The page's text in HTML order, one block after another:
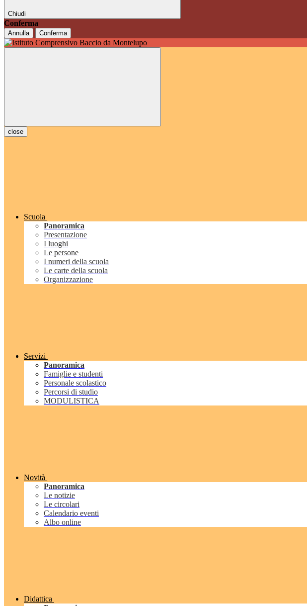
Chiudi
Conferma
Annulla Conferma
close
Scuola
Panoramica
Presentazione
I luoghi
Le persone
I numeri della scuola
Le carte della scuola
Organizzazione
Servizi
Panoramica
Famiglie e studenti
Personale scolastico
Percorsi di studio
MODULISTICA
Novità
Panoramica
Le notizie
Le circolari
Calendario eventi
Albo online
Didattica